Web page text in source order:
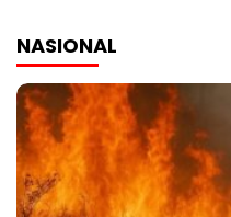
NASIONAL